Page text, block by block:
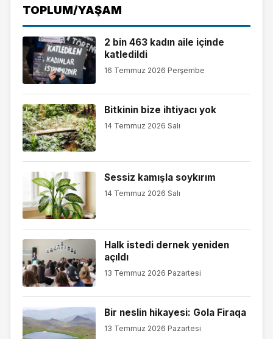
TOPLUM/YAŞAM
2 bin 463 kadın aile içinde
katledildi
16 Temmuz 2026 Perşembe
Bitkinin bize ihtiyacı yok
14 Temmuz 2026 Salı
Sessiz kamışla soykırım
14 Temmuz 2026 Salı
Halk istedi dernek yeniden
açıldı
13 Temmuz 2026 Pazartesi
Bir neslin hikayesi: Gola Firaqa
13 Temmuz 2026 Pazartesi